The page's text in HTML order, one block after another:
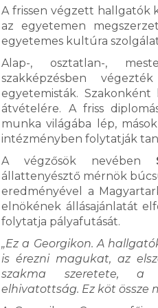
A frissen végzett hallgatók
az egyetemen
egyetemes kultúra
Alap-, osztatlan-,
szakképzésben
egyetemisták.
átvételére. A friss
munka világába lép,
intézményben folytatják
A végzősök nevében
állattenyésztő mérnök
eredményével a
elnökének állásajánlatát
folytatja pályafutását.
„Ez a Georgikon. A
is érezni magukat, az
szakma szeretete, a
elhivatottság. Ez köt össze